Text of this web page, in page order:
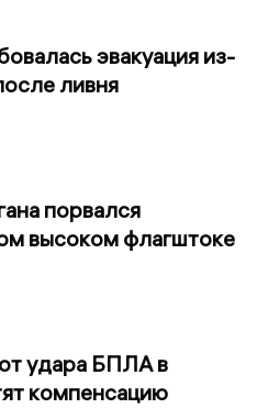
эвакуация из-
ливня
порвался
высоком флагштоке
удара БПЛА в
компенсацию